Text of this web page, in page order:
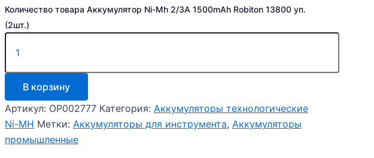
Количество товара Аккумулятор Ni-Mh 2/3A 1500mAh Robiton 13800 уп.
(2шт.)
В корзину
Артикул: OP002777 Категория: Аккумуляторы технологические
Ni-MH Метки: Аккумуляторы для инструмента, Аккумуляторы
промышленные